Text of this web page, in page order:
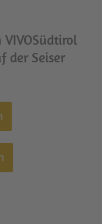
der Seiser